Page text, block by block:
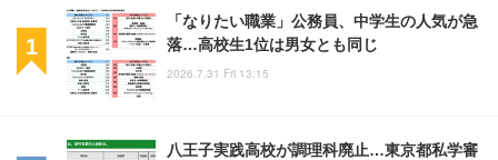
「なりたい職業」公務員、中学生の人気が急
落…高校生1位は男女とも同じ
2026.7.31 Fri 13:15
八王子実践高校が調理科廃止…東京都私学審